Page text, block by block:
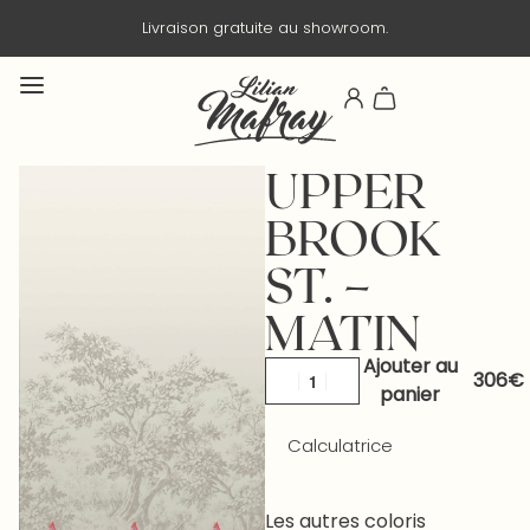
Livraison gratuite au showroom.
UPPER
BROOK
ST. –
MATIN
Ajouter au
panier
Calculatrice
Les autres coloris